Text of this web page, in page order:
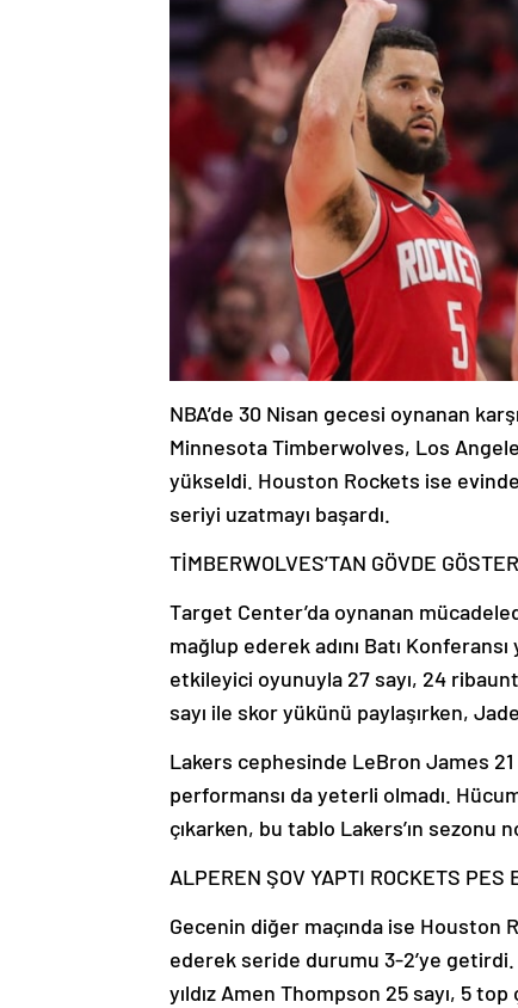
NBA’de 30 Nisan gecesi oynanan
Minnesota Timberwolves, Los
yükseldi. Houston Rockets ise
seriyi uzatmayı başardı.
TİMBERWOLVES’TAN GÖVDE
Target Center’da oynanan
mağlup ederek adını Batı
etkileyici oyunuyla 27 sayı, 24
sayı ile skor yükünü paylaşırken,
Lakers cephesinde LeBron James 21
performansı da yeterli olmadı.
çıkarken, bu tablo Lakers’ın sezonu
ALPEREN ŞOV YAPTI ROCKETS PES
Gecenin diğer maçında ise Houston
ederek seride durumu 3-2’ye getirdi.
yıldız Amen Thompson 25 sayı, 5